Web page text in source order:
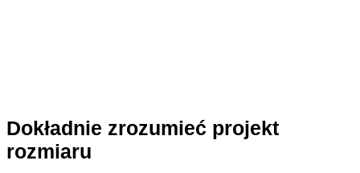
Dokładnie zrozumieć projekt
rozmiaru